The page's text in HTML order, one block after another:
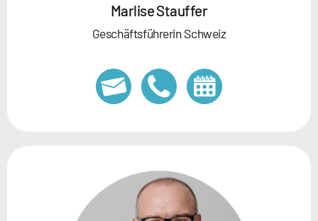
Marlise Stauffer
Geschäftsführerin Schweiz